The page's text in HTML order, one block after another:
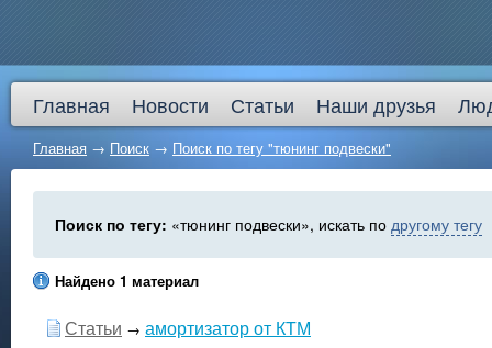
Главная Новости Статьи Наши друзья
Главная → Поиск → Поиск по тегу "тюнинг подвески"
Поиск по тегу: «тюнинг подвески», искать по другому тегу
Найдено 1 материал
Статьи → амортизатор от КТМ